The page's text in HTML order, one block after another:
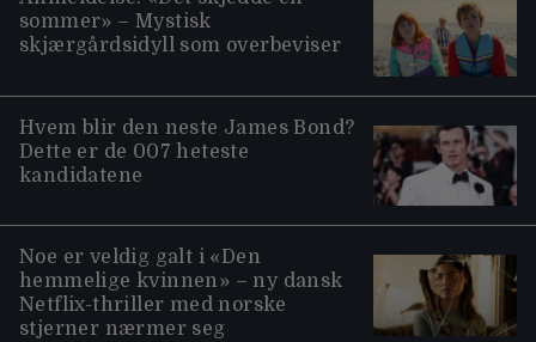
sommer» – Mystisk
skjærgårdsidyll som overbeviser
Hvem blir den neste James Bond?
Dette er de 007 heteste
kandidatene
Noe er veldig galt i «Den
hemmelige kvinnen» – ny dansk
Netflix-thriller med norske
stjerner nærmer seg